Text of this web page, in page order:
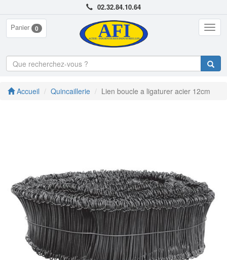
02.32.84.10.64
Panier 0
Accueil Quincaillerie Lien boucle a ligaturer acier 12cm